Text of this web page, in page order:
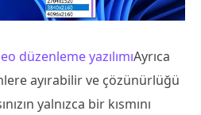
düzenleme yazılımıAyrıca
ayırabilir ve çözünürlüğü
yalnızca bir kısmını